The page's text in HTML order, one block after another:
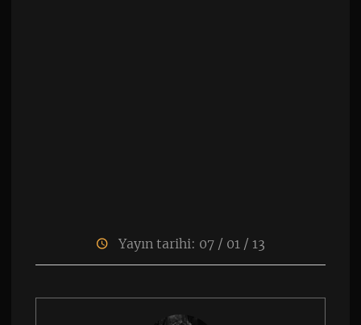
Yayın tarihi: 07 / 01 / 13